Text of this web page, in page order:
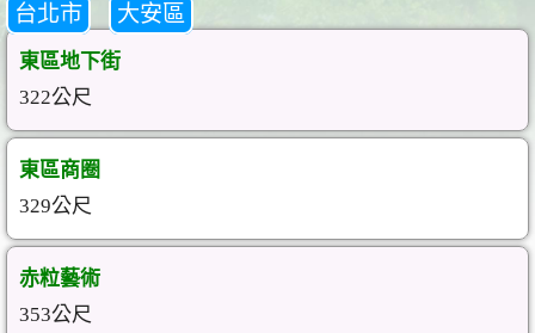
台北市 大安區
東區地下街
322公尺
東區商圈
329公尺
赤粒藝術
353公尺